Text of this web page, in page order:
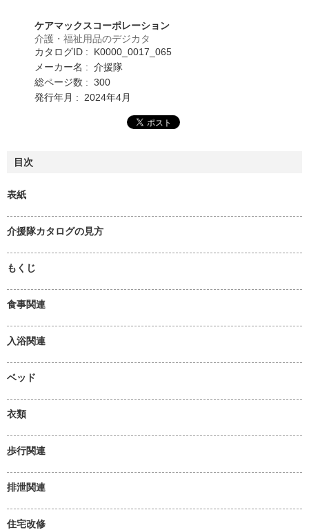
ケアマックスコーポレーション
介護・福祉用品のデジカタ
カタログID : K0000_0017_065
メーカー名 : 介援隊
総ページ数 : 300
発行年月 : 2024年4月
目次
表紙
介援隊カタログの見方
もくじ
食事関連
入浴関連
ベッド
衣類
歩行関連
排泄関連
住宅改修